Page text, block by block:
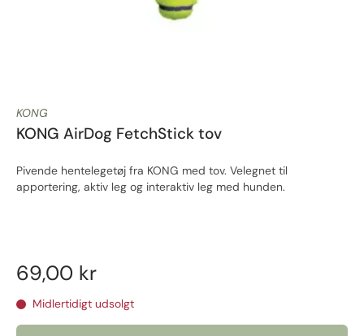
KONG
KONG AirDog FetchStick tov
Pivende hentelegetøj fra KONG med tov. Velegnet til
apportering, aktiv leg og interaktiv leg med hunden.
69,00 kr
Midlertidigt udsolgt